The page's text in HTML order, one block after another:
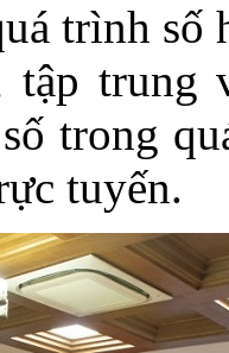
trình số
tập trung
trong
tuyến.